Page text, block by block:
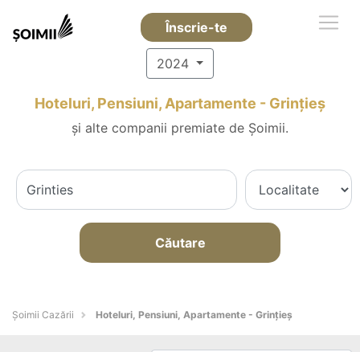
Înscrie-te
2024
Hoteluri, Pensiuni, Apartamente - Grinţieş
și alte companii premiate de Șoimii.
Căutare
Șoimii Cazării Hoteluri, Pensiuni, Apartamente - Grinţieş